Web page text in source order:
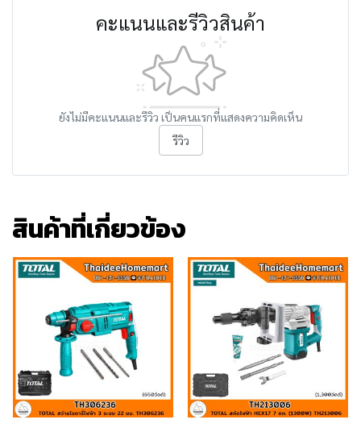
คะแนนและรีวิวสินค้า
ยังไม่มีคะแนนและรีวิว เป็นคนแรกที่แสดงความคิดเห็น
รีวิว
สินค้าที่เกี่ยวข้อง